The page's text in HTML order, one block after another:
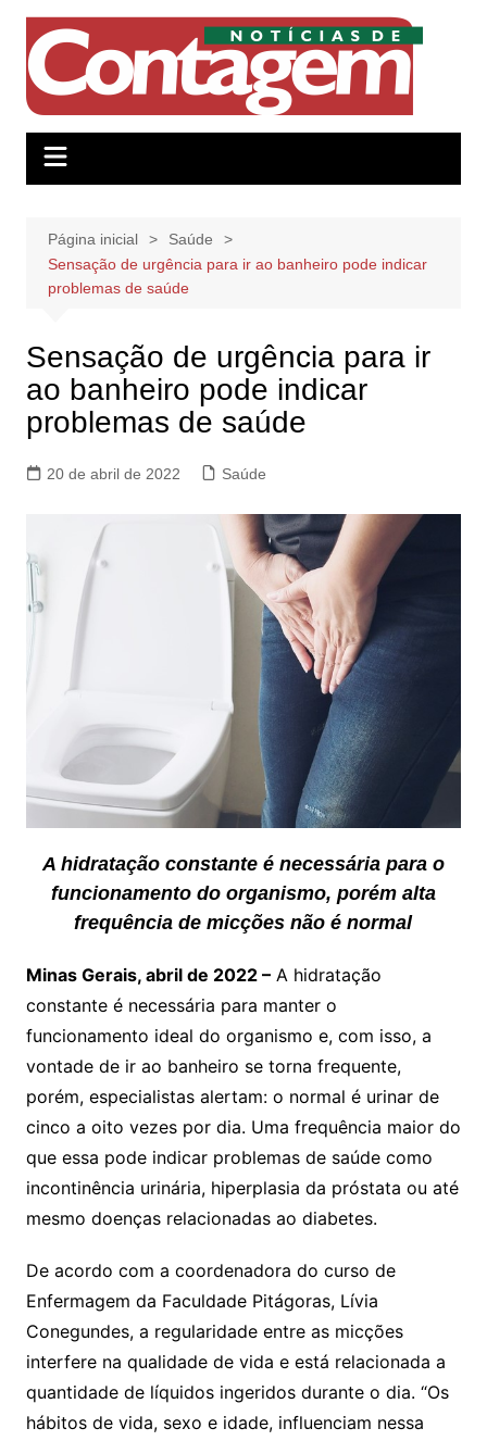
conteúdo
Página inicial
Saúde
Sensação de urgência para ir ao banheiro pode indicar
problemas de saúde
Sensação de urgência para ir
ao banheiro pode indicar
problemas de saúde
20 de abril de 2022 Saúde
A hidratação constante é necessária para o
funcionamento do organismo, porém alta
frequência de micções não é normal
Minas Gerais, abril de 2022 –A hidratação
constante é necessária para manter o
funcionamento ideal do organismo e, com isso, a
vontade de ir ao banheiro se torna frequente,
porém, especialistas alertam: o normal é urinar de
cinco a oito vezes por dia. Uma frequência maior do
que essa pode indicar problemas de saúde como
incontinência urinária, hiperplasia da próstata ou até
mesmo doenças relacionadas ao diabetes.
De acordo com a coordenadora do curso de
Enfermagem da Faculdade Pitágoras, Lívia
Conegundes, a regularidade entre as micções
interfere na qualidade de vida e está relacionada a
quantidade de líquidos ingeridos durante o dia. “Os
hábitos de vida, sexo e idade, influenciam nessa